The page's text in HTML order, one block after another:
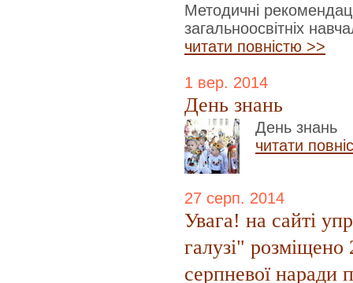
Методичні
загальноосвітніх
читати повністю >>
1 вер. 2014
День знань
День знань
читати
27 серп. 2014
Увага! на сайті
галузі" розміщено
серпневої наради